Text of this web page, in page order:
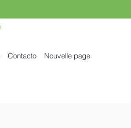
Contacto Nouvelle page